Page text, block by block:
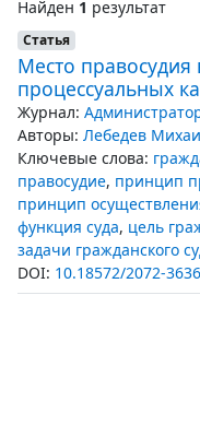
Найден 1 результат
Статья
Место правосудия
процессуальных
Журнал:
Авторы: Лебедев
Ключевые слова:
правосудие, принцип
принцип
функция суда, цель
задачи гражданского
DOI: 10.18572/2072-